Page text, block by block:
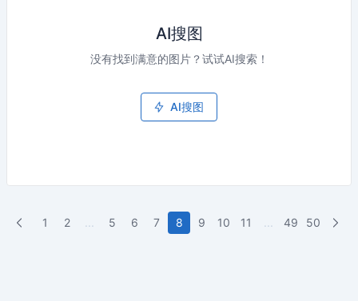
AI搜图
没有找到满意的图片？试试AI搜索！
AI搜图
1 2 5 6 7 8 9 10 11 49 50